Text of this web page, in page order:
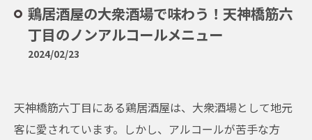
鶏居酒屋の大衆酒場で味わう！天神橋筋六
丁目のノンアルコールメニュー
2024/02/23
天神橋筋六丁目にある鶏居酒屋は、大衆酒場として地元
客に愛されています。しかし、アルコールが苦手な方